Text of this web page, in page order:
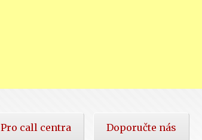
Pro call centra Doporučte nás